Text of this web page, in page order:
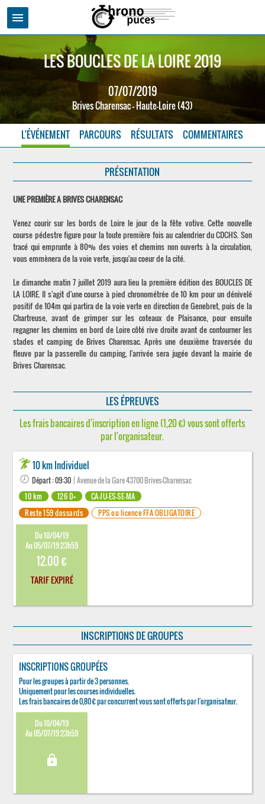
menu
LES BOUCLES DE LA LOIRE 2019
07/07/2019
Brives Charensac - Haute-Loire (43)
L'ÉVÉNEMENT PARCOURS RÉSULTATS COMMENTAIRES
PRÉSENTATION
UNE PREMIÈRE A BRIVES CHARENSAC
Venez courir sur les bords de Loire le jour de la fête votive. Cette nouvelle
course pédestre figure pour la toute première fois au calendrier du CDCHS. Son
tracé qui emprunte à 80% des voies et chemins non ouverts à la circulation,
vous emmènera de la voie verte, jusqu'au coeur de la cité.
Le dimanche matin 7 juillet 2019 aura lieu la première édition des BOUCLES DE
LA LOIRE. Il s'agit d'une course à pied chronométrée de 10 km pour un dénivelé
positif de 104m qui partira de la voie verte en direction de Genebret, puis de la
Chartreuse, avant de grimper sur les coteaux de Plaisance, pour ensuite
regagner les chemins en bord de Loire côté rive droite avant de contourner les
stades et camping de Brives Charensac. Après une deuxième traversée du
fleuve par la passerelle du camping, l'arrivée sera jugée devant la mairie de
Brives Charensac.
LES ÉPREUVES
Les frais bancaires d'inscription en ligne (1,20 €) vous sont offerts
par l'organisateur.
10 km Individuel
Départ : 09:30 | Avenue de la Gare 43700 Brives-Charensac
10 km
126 D+
CA-JU-ES-SE-MA
Reste 159 dossards
PPS ou licence FFA OBLIGATOIRE
Du 10/04/19
Au 05/07/19 23h59
12.00 €
TARIF EXPIRÉ
INSCRIPTIONS DE GROUPES
INSCRIPTIONS GROUPÉES
Pour les groupes à partir de 3 personnes.
Uniquement pour les courses individuelles.
Les frais bancaires de 0,80 € par concurrent vous sont offerts par l'organisateur.
Du 10/04/19
Au 05/07/19 23h59
lock